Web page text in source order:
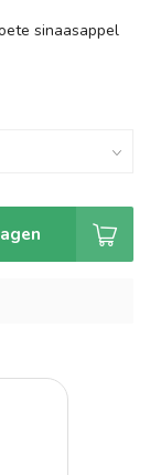
sinaasappel